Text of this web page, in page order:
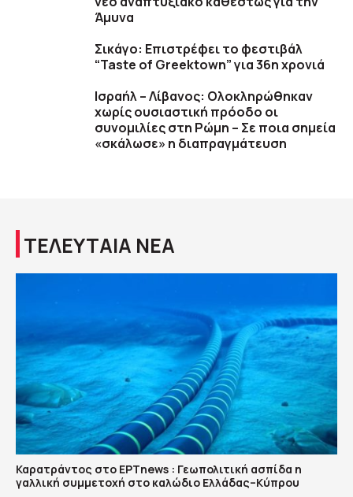
Άμυνα
Σικάγο: Επιστρέφει το φεστιβάλ
“Taste of Greektown” για 36η χρονιά
Ισραήλ – Λίβανος: Ολοκληρώθηκαν
χωρίς ουσιαστική πρόοδο οι
συνομιλίες στη Ρώμη – Σε ποια σημεία
«σκάλωσε» η διαπραγμάτευση
ΤΕΛΕΥΤΑΙΑ ΝΕΑ
Καρατράντος στο ΕΡΤnews : Γεωπολιτική ασπίδα η
γαλλική συμμετοχή στο καλώδιο Ελλάδας–Κύπρου